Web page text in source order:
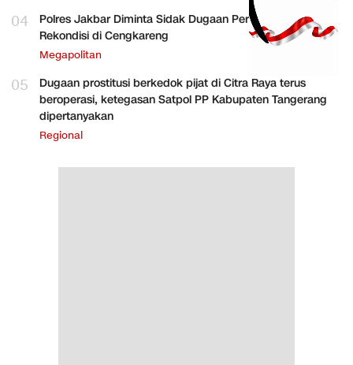
04
Polres Jakbar Diminta Sidak Dugaan Perakitan HP
Rekondisi di Cengkareng
Megapolitan
05
Dugaan prostitusi berkedok pijat di Citra Raya terus
beroperasi, ketegasan Satpol PP Kabupaten Tangerang
dipertanyakan
Regional